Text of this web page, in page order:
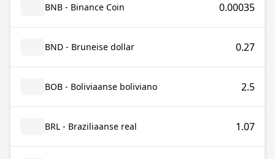
BNB - Binance Coin 0.00035
BND - Bruneise dollar 0.27
BOB - Boliviaanse boliviano 2.5
BRL - Braziliaanse real 1.07